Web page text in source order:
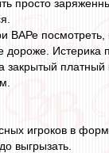
просто
ВАРе посмотреть,
дороже.
игроков в
выгрызать.